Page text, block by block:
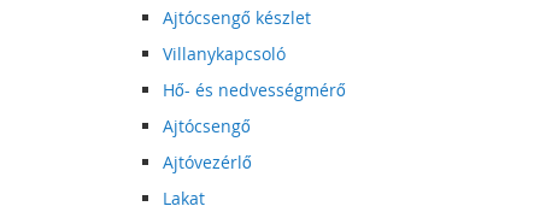
Ajtócsengő készlet
Villanykapcsoló
Hő- és nedvességmérő
Ajtócsengő
Ajtóvezérlő
Lakat